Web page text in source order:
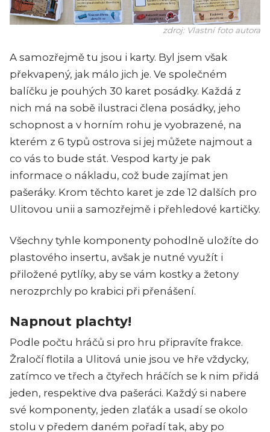
zdroj: Vlastní foto autora
A samozřejmě tu jsou i karty. Byl jsem však
překvapený, jak málo jich je. Ve společném
balíčku je pouhých 30 karet posádky. Každá z
nich má na sobě ilustraci člena posádky, jeho
schopnost a v horním rohu je vyobrazené, na
kterém z 6 typů ostrova si jej můžete najmout a
co vás to bude stát. Vespod karty je pak
informace o nákladu, což bude zajímat jen
pašeráky. Krom těchto karet je zde 12 dalších pro
Ulitovou unii a samozřejmě i přehledové kartičky.
Všechny tyhle komponenty pohodlně uložíte do
plastového insertu, avšak je nutné využít i
přiložené pytlíky, aby se vám kostky a žetony
nerozprchly po krabici při přenášení.
Napnout plachty!
Podle počtu hráčů si pro hru připravíte frakce.
Žraločí flotila a Ulitová unie jsou ve hře vždycky,
zatímco ve třech a čtyřech hráčích se k nim přidá
jeden, respektive dva pašeráci. Každý si nabere
své komponenty, jeden zlaťák a usadí se okolo
stolu v předem daném pořadí tak, aby po